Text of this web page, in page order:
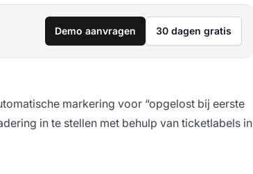
Demo aanvragen 30 dagen gratis
markering voor “opgelost bij eerste
in te stellen met behulp van ticketlabels in